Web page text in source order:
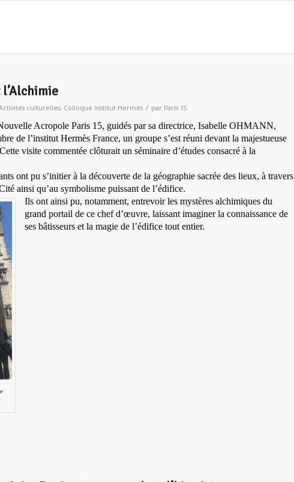
culturelles, Colloque Institut Hermès / par Paris 15
Acropole Paris 15, guidés par sa directrice, Isabelle OHMANN,
de l’institut Hermès France, un groupe s’est réuni devant la majestueuse
visite commentée clôturait un séminaire d’études consacré à la
ont pu s’initier à la découverte de la géographie sacrée des lieux, à travers
ainsi qu’au symbolisme puissant de l’édifice.
Ils ont ainsi pu, notamment, entrevoir les mystères alchimiques du
grand portail de ce chef d’œuvre, laissant imaginer la connaissance de
ses bâtisseurs et la magie de l’édifice tout entier.